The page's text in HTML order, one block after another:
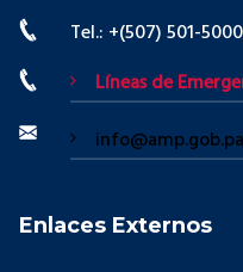
Tel.: +(507) 501-5000
Líneas de
info@amp.gob.pa
Enlaces Externos